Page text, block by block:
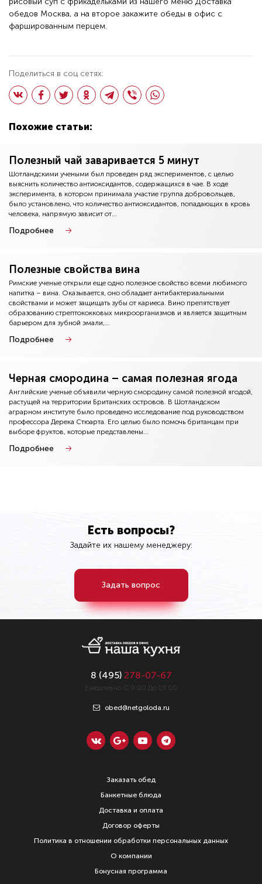
обедов Москва, а на второе закажите обеды в офис с
фаршированным перцем.
Поделиться в соц сетях:
Похожие статьи:
Полезный чай заваривается 5 минут
Шотландскими учеными был проведен ряд экспериментов, с целью
выяснить количество антиоксидантов, содержащихся в чае. В ходе
эксперимента, в котором принимала участие группа добровольцев,
было установлено, что количество антиоксидантов, попадающих в кровь
человека, напрямую зависит от...
Подробнее
Полезные свойства вина
Римские ученые открыли еще одно полезное свойство всеми любимого
напитка – вина. Оказывается, оно обладает антибактериальными
свойствами и может защищать зубы от кариеса. Вино препятствует
образованию стрептококковых микроорганизмов и является защитным
барьером для зубной эмали,...
Подробнее
Черная смородина – самая полезная ягода
Английские ученые объявили черную смородину самой полезной ягодой,
растущей на территории Британских островов. В Шотландском
аграрном институте было проведено исследование под руководством
профессора Дерека Стюарта. Его целью было помочь британцам при
выборе фруктов, которые представлены...
Подробнее
Есть вопросы?
Задайте их нашему менеджеру:
Задать вопрос
8 (495) 278-07-67
Ежедневно С 9:00 До 19:00
obed@netgoloda.ru
Заказать обед
Банкетные блюда
Доставка и оплата
Договор оферты
Политика в отношении обработки персональных данных
О компании
Бонусная программа